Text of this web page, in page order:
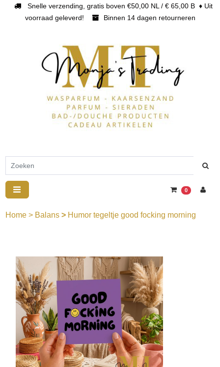
Snelle verzending, gratis boven €50,00 NL / € 65,00 B ♦ Uit
voorraad geleverd!
Binnen 14 dagen retourneren
0
Home > Balans > Humor tegeltje good focking morning